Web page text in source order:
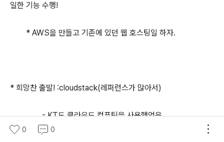
일한 기능 수행!
* AWS을 만들고 기존에 있던 웹 호스팅일 하자.
* 희망찬 출발! :cloudstack(레퍼런스가 많아서)
- KT도 클라우드 컴퓨팅을 사용했었음
0 0